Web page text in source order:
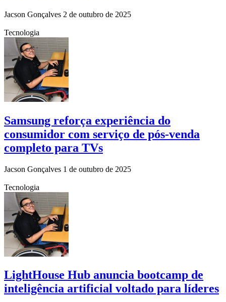
Jacson Gonçalves 2 de outubro de 2025
Tecnologia
Samsung reforça experiência do
consumidor com serviço de pós-venda
completo para TVs
Jacson Gonçalves 1 de outubro de 2025
Tecnologia
LightHouse Hub anuncia bootcamp de
inteligência artificial voltado para líderes